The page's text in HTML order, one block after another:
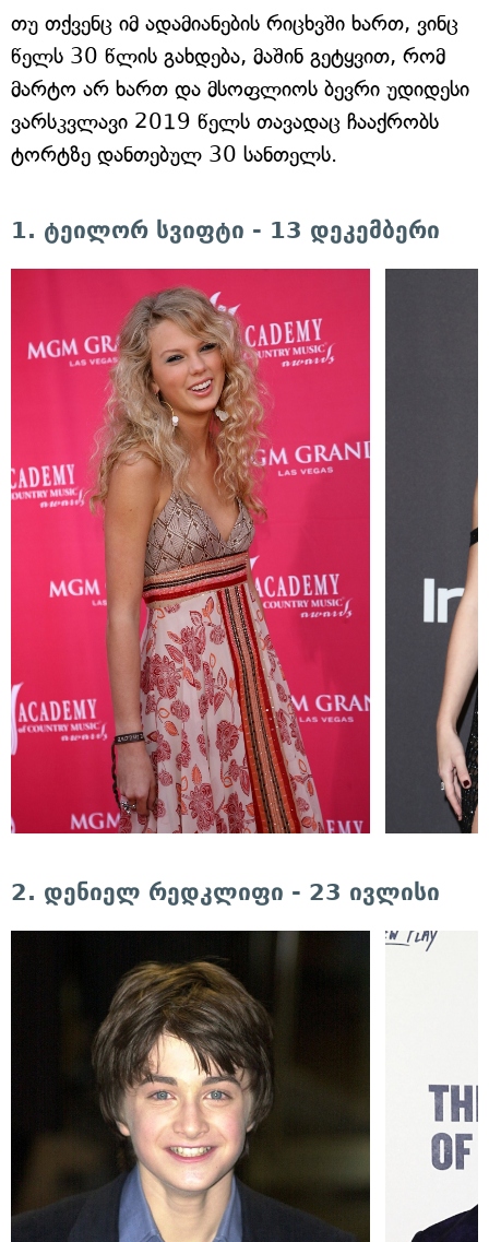
თუ თქვენც იმ ადამიანების რიცხვში ხართ, ვინც
წელს 30 წლის გახდება, მაშინ გეტყვით, რომ
მარტო არ ხართ და მსოფლიოს ბევრი უდიდესი
ვარსკვლავი 2019 წელს თავადაც ჩააქრობს
ტორტზე დანთებულ 30 სანთელს.
1. ტეილორ სვიფტი - 13 დეკემბერი
2. დენიელ რედკლიფი - 23 ივლისი